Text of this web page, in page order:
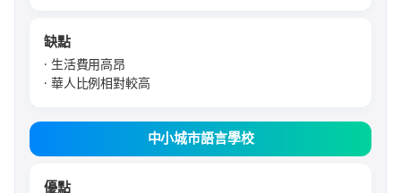
缺點
生活費用高昂
華人比例相對較高
中小城市語言學校
優點